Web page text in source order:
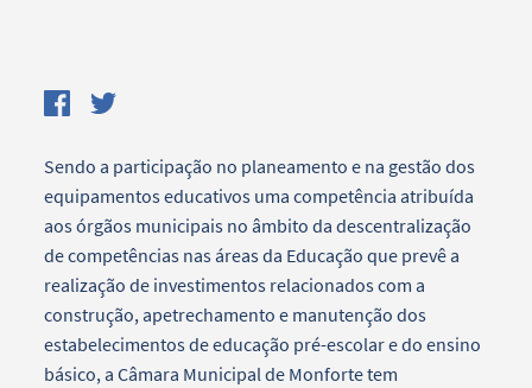
Sendo a participação no planeamento e na gestão dos
equipamentos educativos uma competência atribuída
aos órgãos municipais no âmbito da descentralização
de competências nas áreas da Educação que prevê a
realização de investimentos relacionados com a
construção, apetrechamento e manutenção dos
estabelecimentos de educação pré-escolar e do ensino
básico, a Câmara Municipal de Monforte tem